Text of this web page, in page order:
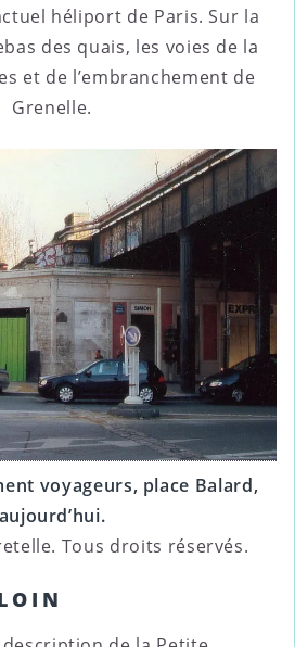
héliport de Paris. Sur la
des quais, les voies de la
et de l’embranchement de
Grenelle.
voyageurs, place Balard,
aujourd’hui.
Tous droits réservés.